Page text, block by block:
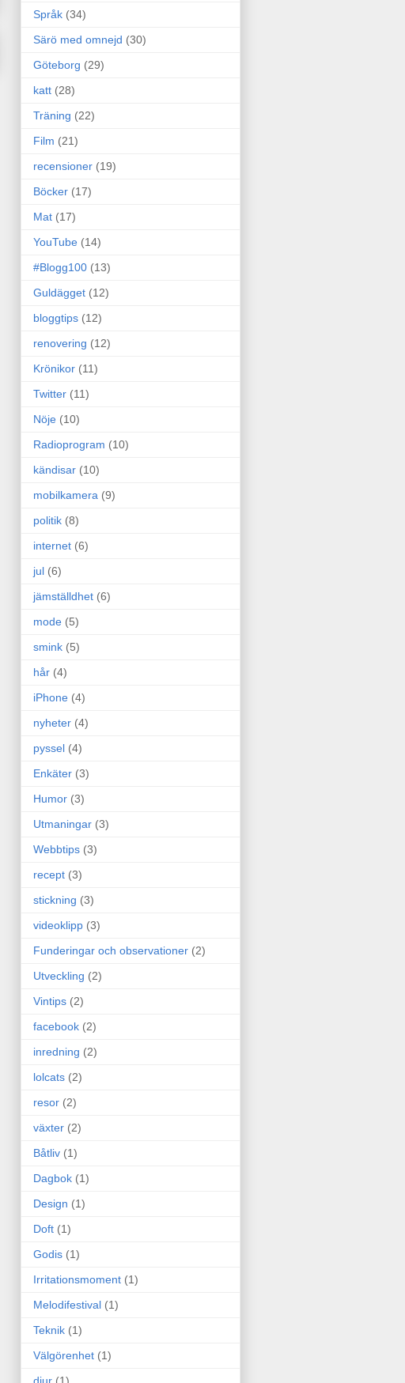
Språk (34)
Särö med omnejd (30)
Göteborg (29)
katt (28)
Träning (22)
Film (21)
recensioner (19)
Böcker (17)
Mat (17)
YouTube (14)
#Blogg100 (13)
Guldägget (12)
bloggtips (12)
renovering (12)
Krönikor (11)
Twitter (11)
Nöje (10)
Radioprogram (10)
kändisar (10)
mobilkamera (9)
politik (8)
internet (6)
jul (6)
jämställdhet (6)
mode (5)
smink (5)
hår (4)
iPhone (4)
nyheter (4)
pyssel (4)
Enkäter (3)
Humor (3)
Utmaningar (3)
Webbtips (3)
recept (3)
stickning (3)
videoklipp (3)
Funderingar och observationer (2)
Utveckling (2)
Vintips (2)
facebook (2)
inredning (2)
lolcats (2)
resor (2)
växter (2)
Båtliv (1)
Dagbok (1)
Design (1)
Doft (1)
Godis (1)
Irritationsmoment (1)
Melodifestival (1)
Teknik (1)
Välgörenhet (1)